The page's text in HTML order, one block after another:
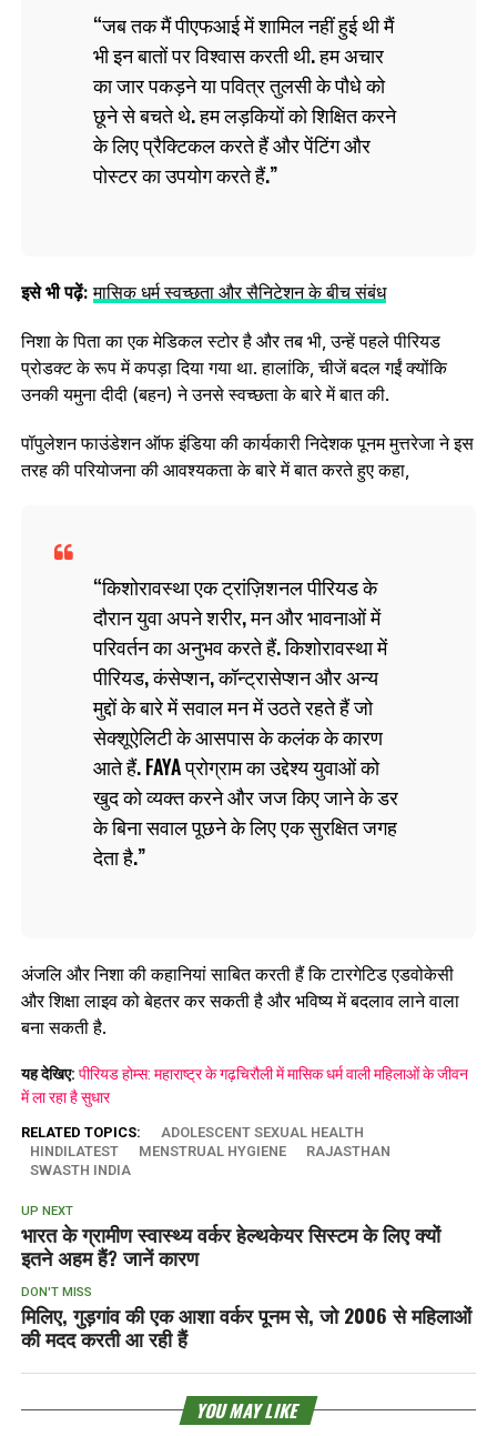
जब तक मैं पीएफआई में शामिल नहीं हुई थी मैं
भी इन बातों पर विश्वास करती थी. हम अचार
का जार पकड़ने या पवित्र तुलसी के पौधे को
छूने से बचते थे. हम लड़कियों को शिक्षित करने
के लिए प्रैक्टिकल करते हैं और पेंटिंग और
पोस्टर का उपयोग करते हैं.
इसे भी पढ़ें:मासिक धर्म स्वच्छता और सैनिटेशन के बीच संबंध
निशा के पिता का एक मेडिकल स्टोर है और तब भी, उन्हें पहले पीरियड
प्रोडक्‍ट के रूप में कपड़ा दिया गया था. हालांकि, चीजें बदल गईं क्योंकि
उनकी यमुना दीदी (बहन) ने उनसे स्वच्छता के बारे में बात की.
पॉपुलेशन फाउंडेशन ऑफ इंडिया की कार्यकारी निदेशक पूनम मुत्तरेजा ने इस
तरह की परियोजना की आवश्यकता के बारे में बात करते हुए कहा,
किशोरावस्था एक ट्रांज़िशनल पीरियड के
दौरान युवा अपने शरीर, मन और भावनाओं में
परिवर्तन का अनुभव करते हैं. किशोरावस्था में
पीरियड, कंसेप्‍शन, कॉन्‍ट्रासेप्‍शन और अन्य
मुद्दों के बारे में सवाल मन में उठते रहते हैं जो
सेक्शूऐलिटी के आसपास के कलंक के कारण
आते हैं. FAYA प्रोग्राम का उद्देश्य युवाओं को
खुद को व्यक्त करने और जज किए जाने के डर
के बिना सवाल पूछने के लिए एक सुरक्षित जगह
देता है.
अंजलि और निशा की कहानियां साबित करती हैं कि टारगेटिड एडवोकेसी
और शिक्षा लाइव को बेहतर कर सकती है और भविष्य में बदलाव लाने वाला
बना सकती है.
यह देखिए: पीरियड होम्‍स: महाराष्ट्र के गढ़चिरौली में मासिक धर्म वाली महिलाओं के जीवन
में ला रहा है सुधार
RELATED TOPICS:
ADOLESCENT SEXUAL HEALTH
HINDILATEST
MENSTRUAL HYGIENE
RAJASTHAN
SWASTH INDIA
UP NEXT
भारत के ग्रामीण स्वास्थ्य वर्कर हेल्थकेयर सिस्टम के लिए क्यों
इतने अहम हैं? जानें कारण
DON'T MISS
मिलिए, गुड़गांव की एक आशा वर्कर पूनम से, जो 2006 से महिलाओं
की मदद करती आ रही हैं
YOU MAY LIKE